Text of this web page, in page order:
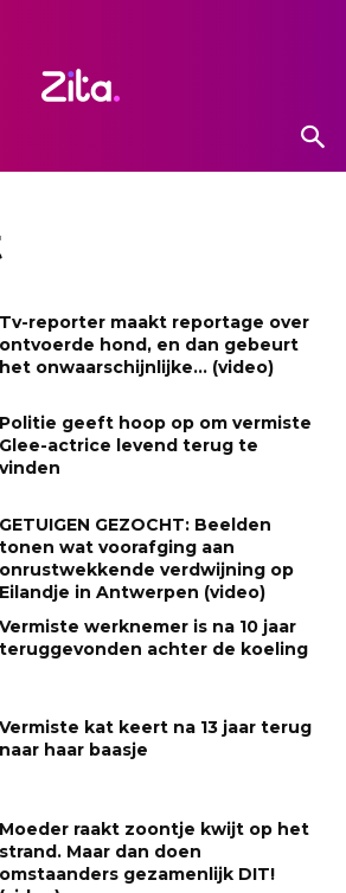
Tv-reporter maakt reportage over
ontvoerde hond, en dan gebeurt
het onwaarschijnlijke… (video)
Politie geeft hoop op om vermiste
Glee-actrice levend terug te
vinden
GETUIGEN GEZOCHT: Beelden
tonen wat voorafging aan
onrustwekkende verdwijning op
Eilandje in Antwerpen (video)
Vermiste werknemer is na 10 jaar
teruggevonden achter de koeling
Vermiste kat keert na 13 jaar terug
naar haar baasje
Moeder raakt zoontje kwijt op het
strand. Maar dan doen
omstaanders gezamenlijk DIT!